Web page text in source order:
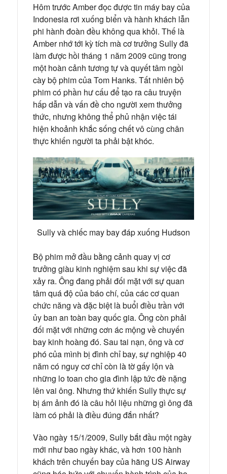
Hôm trước Amber đọc được tin máy bay của
Indonesia rơi xuống biển và hành khách lẫn
phi hành đoàn đều không qua khỏi. Thế là
Amber nhớ tới kỳ tích mà cơ trưởng Sully đã
làm được hồi tháng 1 năm 2009 cũng trong
một hoàn cảnh tương tự và quyết tâm ngồi
cày bộ phim của Tom Hanks. Tất nhiên bộ
phim có phần hư cấu để tạo ra câu truyện
hấp dẫn và vấn đề cho người xem thưởng
thức, nhưng không thể phủ nhận việc tái
hiện khoảnh khắc sống chết vô cùng chân
thực khiến người ta phải bật khóc.
Sully và chiếc may bay đáp xuống Hudson
Bộ phim mở đầu bằng cảnh quay vị cơ
trưởng giàu kinh nghiệm sau khi sự việc đã
xảy ra. Ông đang phải đối mặt với sự quan
tâm quá độ của báo chí, của các cơ quan
chức năng và đặc biệt là buổi điều trần với
ủy ban an toàn bay quốc gia. Ông còn phải
đối mặt với những cơn ác mộng về chuyến
bay kinh hoàng đó. Sau tai nạn, ông và cơ
phó của mình bị đình chỉ bay, sự nghiệp 40
năm có nguy cơ chỉ còn là tờ gấy lộn và
những lo toan cho gia đình lập tức đè nặng
lên vai ông. Nhưng thứ khiến Sully thực sự
bị ám ảnh đó là câu hỏi liệu những gì ông đã
làm có phải là điều đúng đắn nhất?
Vào ngày 15/1/2009, Sully bắt đầu một ngày
mới như bao ngày khác, và hơn 100 hành
khách trên chuyến bay của hãng US Airway